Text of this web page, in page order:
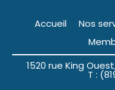
Accueil Nos
1520 rue King
T : (819)